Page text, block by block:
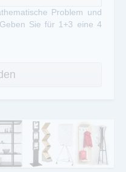
Problem und
Sie für 1+3 eine 4